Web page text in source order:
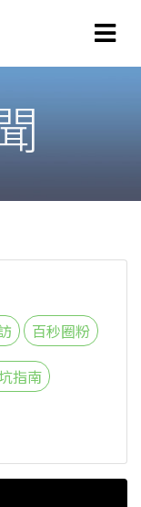
百秒圈粉
指南